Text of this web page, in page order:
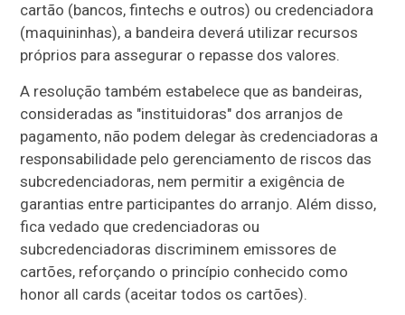
cartão (bancos, fintechs e outros) ou credenciadora
(maquininhas), a bandeira deverá utilizar recursos
próprios para assegurar o repasse dos valores.
A resolução também estabelece que as bandeiras,
consideradas as "instituidoras" dos arranjos de
pagamento, não podem delegar às credenciadoras a
responsabilidade pelo gerenciamento de riscos das
subcredenciadoras, nem permitir a exigência de
garantias entre participantes do arranjo. Além disso,
fica vedado que credenciadoras ou
subcredenciadoras discriminem emissores de
cartões, reforçando o princípio conhecido como
honor all cards (aceitar todos os cartões).